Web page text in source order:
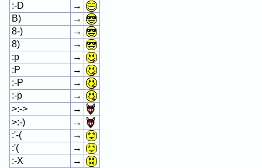
:-D
→
B)
→
8-)
→
8)
→
:p
→
:P
→
:-P
→
:-p
→
>:->
→
>:-)
→
:'-(
→
:'(
→
:-X
→